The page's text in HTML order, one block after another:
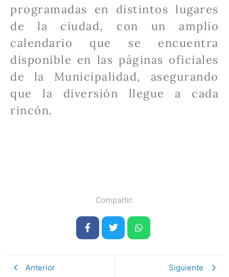
programadas en distintos lugares
de la ciudad, con un amplio
calendario que se encuentra
disponible en las páginas oficiales
de la Municipalidad, asegurando
que la diversión llegue a cada
rincón.
Compartir:
Anterior Siguiente